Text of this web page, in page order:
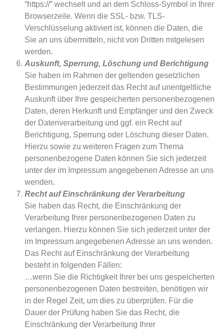
“https://” wechselt und an dem Schloss-Symbol in Ihrer
Browserzeile. Wenn die SSL- bzw. TLS-
Verschlüsselung aktiviert ist, können die Daten, die
Sie an uns übermitteln, nicht von Dritten mitgelesen
werden.
Auskunft, Sperrung, Löschung und Berichtigung
Sie haben im Rahmen der geltenden gesetzlichen
Bestimmungen jederzeit das Recht auf unentgeltliche
Auskunft über Ihre gespeicherten personenbezogenen
Daten, deren Herkunft und Empfänger und den Zweck
der Datenverarbeitung und ggf. ein Recht auf
Berichtigung, Sperrung oder Löschung dieser Daten.
Hierzu sowie zu weiteren Fragen zum Thema
personenbezogene Daten können Sie sich jederzeit
unter der im Impressum angegebenen Adresse an uns
wenden.
Recht auf Einschränkung der Verarbeitung
Sie haben das Recht, die Einschränkung der
Verarbeitung Ihrer personenbezogenen Daten zu
verlangen. Hierzu können Sie sich jederzeit unter der
im Impressum angegebenen Adresse an uns wenden.
Das Recht auf Einschränkung der Verarbeitung
besteht in folgenden Fällen:
…wenn Sie die Richtigkeit Ihrer bei uns gespeicherten
personenbezogenen Daten bestreiten, benötigen wir
in der Regel Zeit, um dies zu überprüfen. Für die
Dauer der Prüfung haben Sie das Recht, die
Einschränkung der Verarbeitung Ihrer